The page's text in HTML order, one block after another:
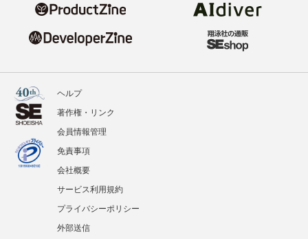
ヘルプ
著作権・リンク
会員情報管理
免責事項
会社概要
サービス利用規約
プライバシーポリシー
外部送信